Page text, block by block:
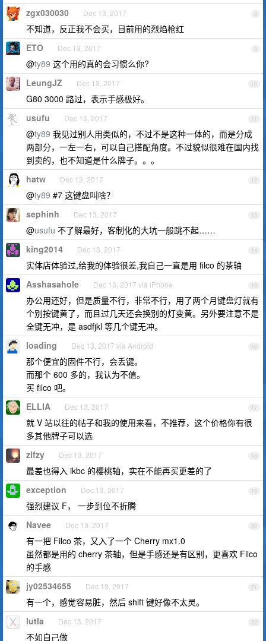
8
zgx030030 Dec 13, 2017
不知道，反正我不会买，目前用的烈焰枪红
9
ETO Dec 13, 2017
@ty89 这个用的真的会习惯么你?
10
LeungJZ Dec 13, 2017
G80 3000 路过，表示手感极好。
11
usufu Dec 13, 2017
@ty89 我见过别人用类似的，不过不是这种一体的，而是分成
两部分，一左一右，可以自己搭配角度。不过貌似很难在国内找
到卖的，也不知道是什么牌子。。。
12
hatw Dec 13, 2017
@ty89 #7 这键盘叫啥？
13
sephinh Dec 13, 2017
@usufu 不了解最好，客制化的大坑一般跳不起……
14
king2014 Dec 13, 2017
实体店体验过,给我的体验很差,我自己一直是用 filco 的茶轴
15
Asshasahole Dec 13, 2017 via iPhone
办公用还好，但是质量不行，非常不行，用了两个月键盘灯就有
个别按键黄了，而且过几天还会换别的灯变黄。另外要注意不是
全键无冲，是 asdfjkl 等几个键无冲。
16
loading Dec 13, 2017 via Android
那个便宜的固件不行，会丢键。
而那个 600 多的，我认为不值。
买 filco 吧。
17
ELLIA Dec 13, 2017
就 V 站以往的帖子和我的使用来看，不推荐，这个价格你有很
多其他牌子可以选
18
zlfzy Dec 13, 2017
最差也得入 ikbc 的樱桃轴，实在不能再买更差的了
19
exception Dec 13, 2017
强烈建议 F， 一步到位不折腾
20
Navee Dec 13, 2017
有一把 Filco 茶，又入了一个 Cherry mx1.0
虽然都是用的 cherry 茶轴，但是手感还是有区别，更喜欢 Filco
的手感
21
jy02534655 Dec 13, 2017
有一个，感觉容易脏，然后 shift 键好像不太灵。
22
lutla Dec 13, 2017
不如自己做